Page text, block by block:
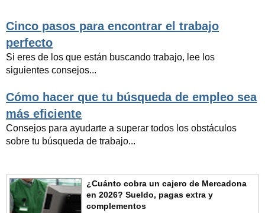
Cinco pasos para encontrar el trabajo
perfecto
Si eres de los que están buscando trabajo, lee los
siguientes consejos...
Cómo hacer que tu búsqueda de empleo sea
más eficiente
Consejos para ayudarte a superar todos los obstáculos
sobre tu búsqueda de trabajo...
¿Cuánto cobra un cajero de Mercadona
en 2026? Sueldo, pagas extra y
complementos